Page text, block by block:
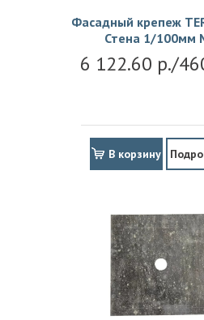
Фасадный крепеж
Стена 1/100мм
6 122.60 р./
В корзину